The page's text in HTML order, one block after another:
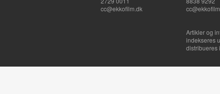
cc@ekkofilm.dk
Artikler og
indekseres
distribueres